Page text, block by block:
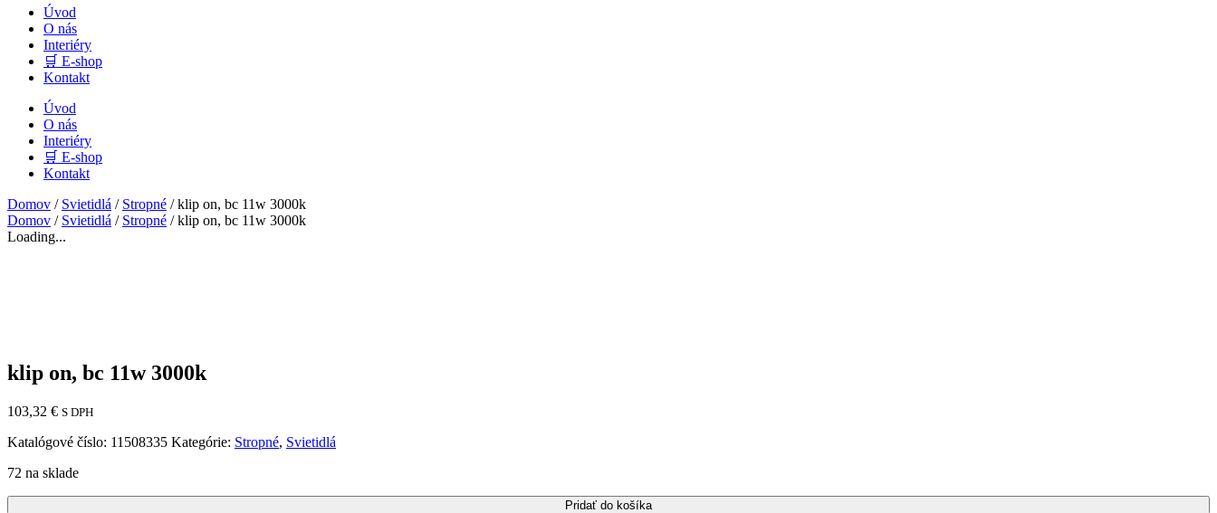
Úvod
O nás
Interiéry
🛒 E-shop
Kontakt
Úvod
O nás
Interiéry
🛒 E-shop
Kontakt
Domov / Svietidlá / Stropné / klip on, bc 11w 3000k
Domov / Svietidlá / Stropné / klip on, bc 11w 3000k
Loading...
klip on, bc 11w 3000k
103,32 € S DPH
Katalógové číslo: 11508335 Kategórie: Stropné, Svietidlá
72 na sklade
Pridať do košíka